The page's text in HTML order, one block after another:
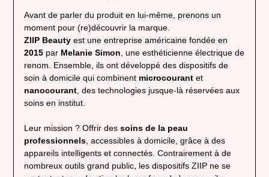
Avant de parler du produit en lui-même, prenons un
moment pour (re)découvrir la marque.
ZIIP Beautyest une entreprise américaine fondée en
2015par Melanie Simon , une esthéticienne électrique de
renom. Ensemble, ils ont développé des dispositifs de
soin à domicile qui combinent microcourantet
nanocourant, des technologies jusque-là réservées aux
soins en institut.
Leur mission ? Offrir des soins de la peau
professionnels, accessibles à domicile, grâce à des
appareils intelligents et connectés. Contrairement à de
nombreux outils grand public, les dispositifs ZIIP ne se